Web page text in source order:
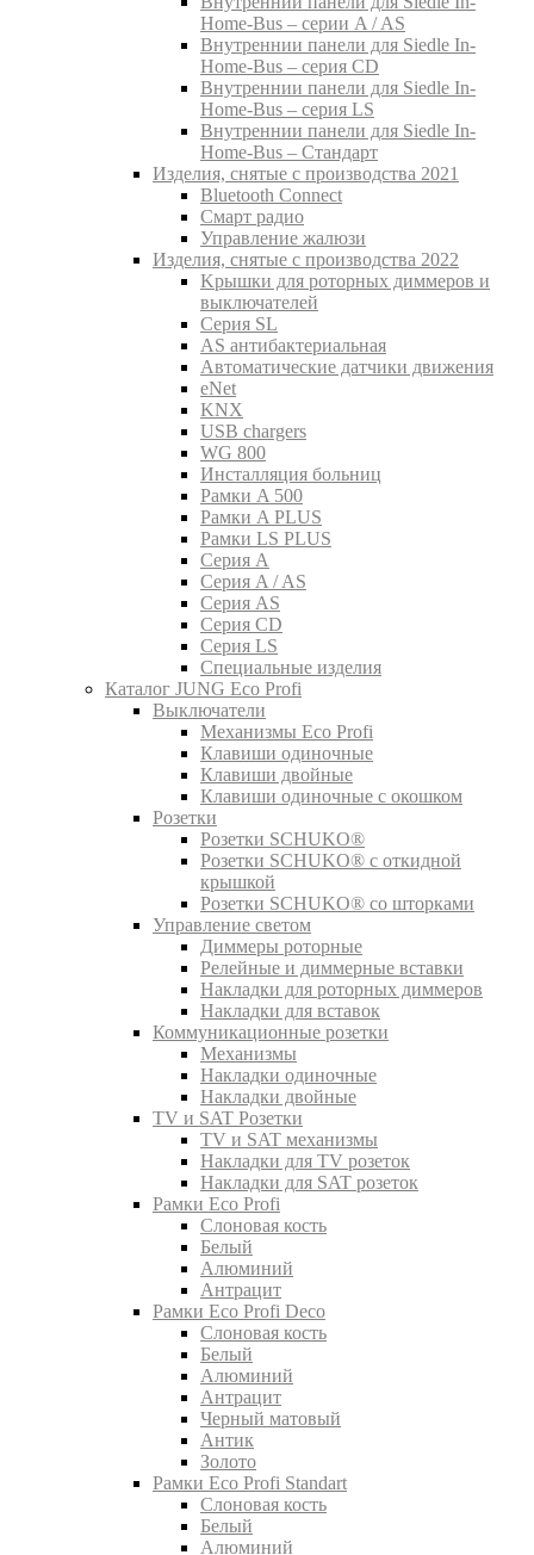
Home-Bus – серии A / AS
Внутреннии панели для Siedle In-
Home-Bus – серия CD
Внутреннии панели для Siedle In-
Home-Bus – серия LS
Внутреннии панели для Siedle In-
Home-Bus – Стандарт
Изделия, снятые с производства 2021
Bluetooth Connect
Смарт радио
Управление жалюзи
Изделия, снятые с производства 2022
Kрышки для роторных диммеров и
выключателей
Серия SL
AS антибактериальная
Aвтоматические датчики движения
eNet
KNX
USB chargers
WG 800
Инсталляция больниц
Рамки A 500
Рамки A PLUS
Рамки LS PLUS
Серия A
Серия A / AS
Серия AS
Серия CD
Серия LS
Специальные изделия
Каталог JUNG Eco Profi
Выключатели
Механизмы Eco Profi
Клавиши одиночные
Клавиши двойные
Клавиши одиночные с окошком
Розетки
Розетки SCHUKO®
Розетки SCHUKO® с откидной
крышкой
Розетки SCHUKO® со шторками
Управление светом
Диммеры роторные
Релейные и диммерные вставки
Накладки для роторных диммеров
Накладки для вставок
Коммуникационные розетки
Механизмы
Накладки одиночные
Накладки двойные
TV и SAT Розетки
TV и SAT механизмы
Накладки для TV розеток
Накладки для SAT розеток
Рамки Eco Profi
Слоновая кость
Белый
Алюминий
Антрацит
Рамки Eco Profi Deco
Слоновая кость
Белый
Алюминий
Антрацит
Черный матовый
Антик
Золото
Рамки Eco Profi Standart
Слоновая кость
Белый
Алюминий